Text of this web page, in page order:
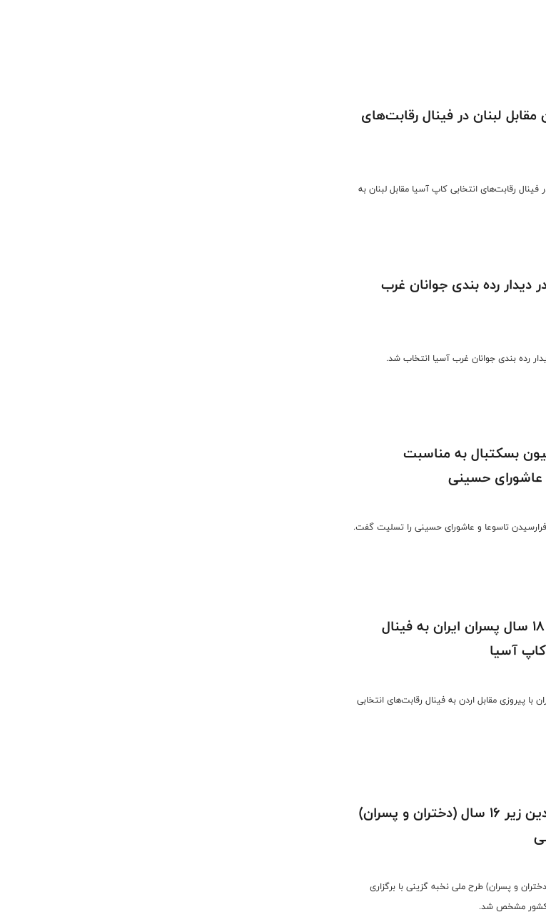
مقابل لبنان در فینال رقابت‌های
فینال رقابت‌های انتخابی کاپ آسیا مقابل لبنان به
دیدار رده بندی جوانان غرب
رده بندی جوانان غرب آسیا انتخاب شد.
بسکتبال به مناسبت
عاشورای حسینی
تاسوعا و عاشورای حسینی را تسلیت گفت.
صعود تیم ملی زیر ۱۸ سال پسران ایران به فینال
آسیا
پسران ایران با پیروزی مقابل اردن به فینال رقابت‌های انتخابی
اعلام اسامی مستعدین زیر 16 سال (دختران و پسران)
زیر 16 سال (دختران و پسران) طرح ملی نخبه گزینی با برگزاری